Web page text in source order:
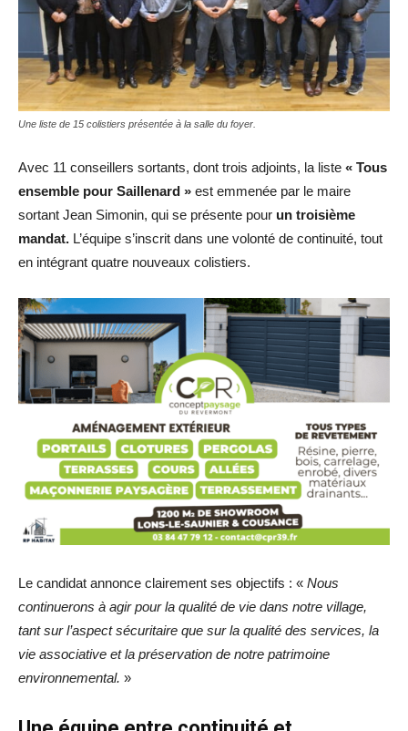
Une liste de 15 colistiers présentée à la salle du foyer.
Avec 11 conseillers sortants, dont trois adjoints, la liste « Tous
ensemble pour Saillenard » est emmenée par le maire
sortant Jean Simonin, qui se présente pour un troisième
mandat. L’équipe s’inscrit dans une volonté de continuité, tout
en intégrant quatre nouveaux colistiers.
Le candidat annonce clairement ses objectifs : « Nous
continuerons à agir pour la qualité de vie dans notre village,
tant sur l’aspect sécuritaire que sur la qualité des services, la
vie associative et la préservation de notre patrimoine
environnemental. »